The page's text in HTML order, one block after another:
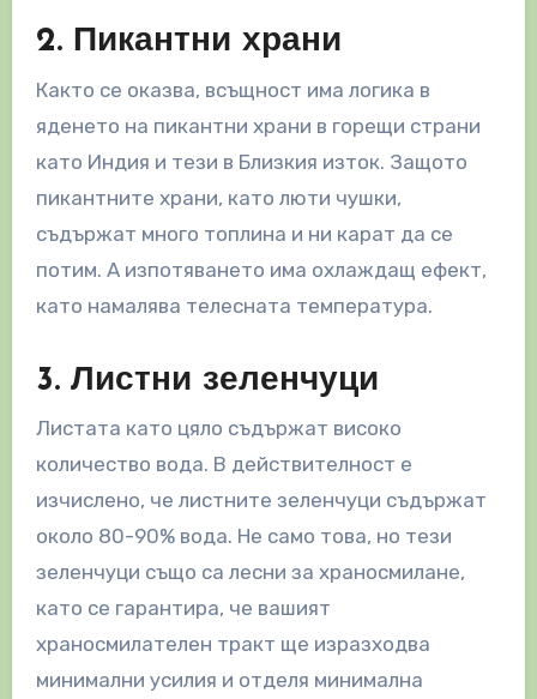
2. Пикантни храни
Както се оказва, всъщност има логика в
яденето на пикантни храни в горещи страни
като Индия и тези в Близкия изток. Защото
пикантните храни, като люти чушки,
съдържат много топлина и ни карат да се
потим. А изпотяването има охлаждащ ефект,
като намалява телесната температура.
3. Листни зеленчуци
Листата като цяло съдържат високо
количество вода. В действителност е
изчислено, че листните зеленчуци съдържат
около 80-90% вода. Не само това, но тези
зеленчуци също са лесни за храносмилане,
като се гарантира, че вашият
храносмилателен тракт ще изразходва
минимални усилия и отделя минимална